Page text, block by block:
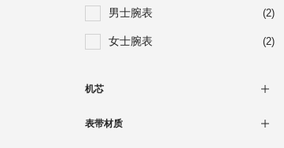
男士腕表 (2)
女士腕表 (2)
机芯
自动上链机械 (4)
表带材质